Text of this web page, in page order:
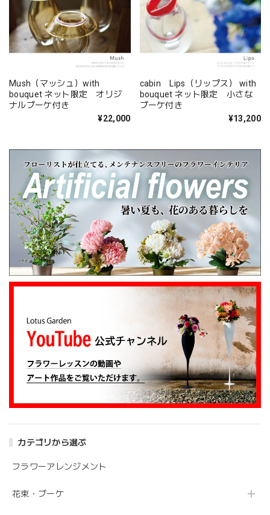
カテゴリから選ぶ
フラワーアレンジメント
花束・ブーケ
Mush（マッシュ）with
bouquet ネット限定 オリジ
ナルブーケ付き
¥22,000
cabin Lips（リップス） with
bouquet ネット限定 小さな
ブーケ付き
¥13,200